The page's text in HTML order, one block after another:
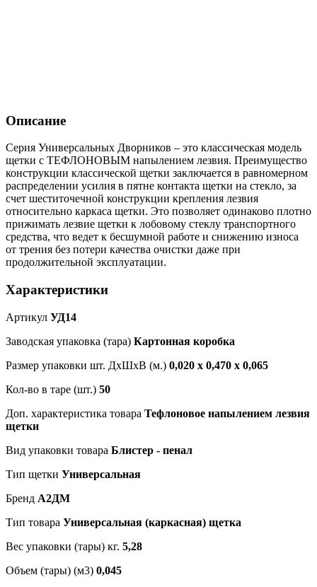
Описание
Серия Универсальных Дворников – это классическая модель
щетки с ТЕФЛОНОВЫМ напылением лезвия. Преимущество
конструкции классической щетки заключается в равномерном
распределении усилия в пятне контакта щетки на стекло, за
счет шеститочечной конструкции крепления лезвия
относительно каркаса щетки. Это позволяет одинаково плотно
прижимать лезвие щетки к лобовому стеклу транспортного
средства, что ведет к бесшумной работе и снижению износа
от трения без потери качества очистки даже при
продолжительной эксплуатации.
Характеристики
Артикул УД14
Заводская упаковка (тара) Картонная коробка
Размер упаковки шт. ДхШхВ (м.) 0,020 х 0,470 х 0,065
Кол-во в таре (шт.) 50
Доп. характеристика товара Тефлоновое напылением лезвия
щетки
Вид упаковки товара Блистер - пенал
Тип щетки Универсальная
Бренд А2ДМ
Тип товара Универсальная (каркасная) щетка
Вес упаковки (тары) кг. 5,28
Объем (тары) (м3) 0,045